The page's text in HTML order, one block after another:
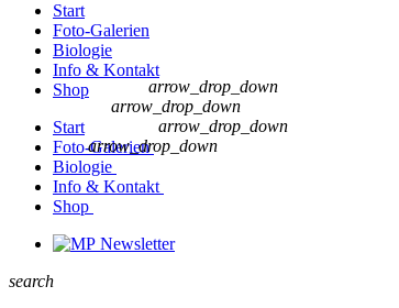
Start
Foto-Galerien
Biologie
Info & Kontakt
Shop
Start
Foto-Galerien
arrow_drop_down
Biologie
arrow_drop_down
Info & Kontakt
arrow_drop_down
Shop
arrow_drop_down
Newsletter
search